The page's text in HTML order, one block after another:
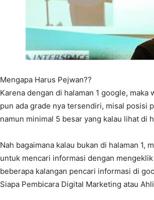
Mengapa Harus Pejwan??
Karena dengan di halaman 1 google,
pun ada grade nya tersendiri, misal posisi
namun minimal 5 besar yang kalau lihat di
Nah bagaimana kalau bukan di halaman 1,
untuk mencari informasi dengan
beberapa kalangan pencari informasi di
Siapa Pembicara Digital Marketing atau